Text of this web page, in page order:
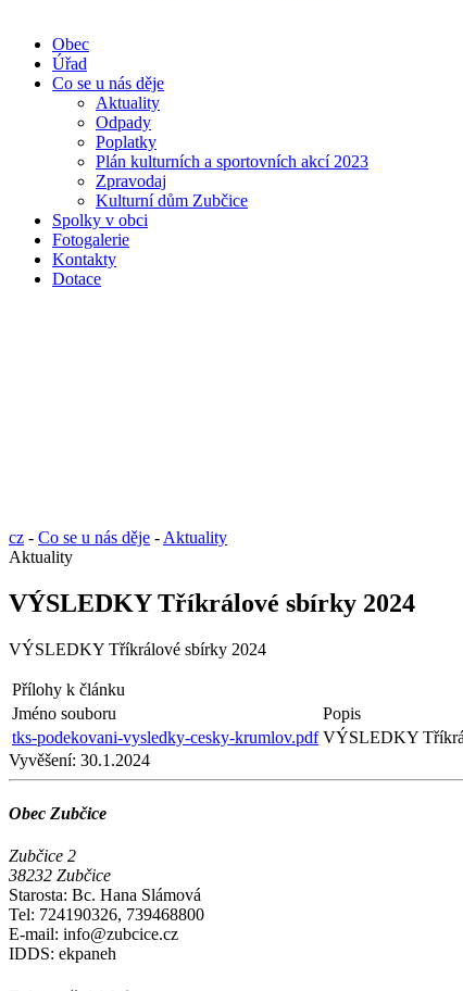
Obec
Úřad
Co se u nás děje
Aktuality
Odpady
Poplatky
Plán kulturních a sportovních akcí 2023
Zpravodaj
Kulturní dům Zubčice
Spolky v obci
Fotogalerie
Kontakty
Dotace
cz - Co se u nás děje - Aktuality
Aktuality
VÝSLEDKY Tříkrálové sbírky 2024
VÝSLEDKY Tříkrálové sbírky 2024
Přílohy k článku
Jméno souboru
Popis
tks-podekovani-vysledky-cesky-krumlov.pdf VÝSLEDKY
Vyvěšení: 30.1.2024
Obec Zubčice
Zubčice 2
38232 Zubčice
Starosta: Bc. Hana Slámová
Tel: 724190326, 739468800
E-mail: info@zubcice.cz
IDDS: ekpaneh